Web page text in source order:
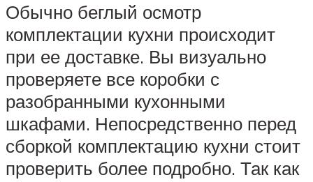
Обычно беглый осмотр
комплектации кухни происходит
при ее доставке. Вы визуально
проверяете все коробки с
разобранными кухонными
шкафами. Непосредственно перед
сборкой комплектацию кухни стоит
проверить более подробно. Так как